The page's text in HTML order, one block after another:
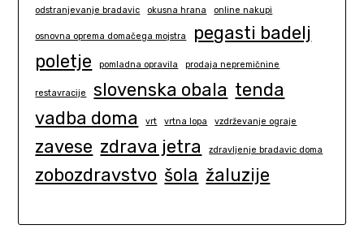
odstranjevanje bradavic okusna hrana online nakupi
osnovna oprema domačega mojstra
pegasti badelj
poletje
pomladna opravila prodaja nepremičnine
restavracije slovenska obala tenda
vadba doma
vrt vrtna lopa vzdrževanje ograje
zavese zdrava jetra zdravljenje bradavic doma
zobozdravstvo šola žaluzije